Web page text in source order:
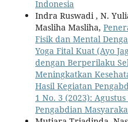
Indonesia
Indra Ruswadi , N.
Masliha Masliha,
Fisik dan Mental
Yoga Fital Kuat (Ayo
dengan Berperilaku
Meningkatkan
Hasil Kegiatan
1 No. 3 (2023):
Pengabdian